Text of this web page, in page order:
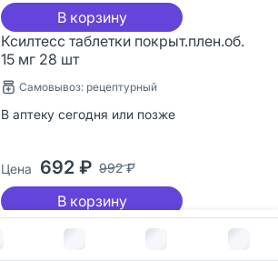
В корзину за руб.
В корзину
Ксилтесс таблетки покрыт.плен.об.
15 мг 28 шт
Самовывоз: рецептурный
В аптеку сегодня или позже
Цена 692 ₽ 992 ₽
В корзину
Ксилтесс таблетки покрыт.плен.об.